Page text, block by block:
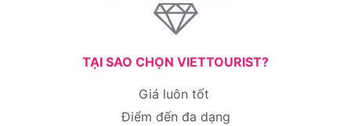
TẠI SAO CHỌN VIETTOURIST?
Giá luôn tốt
Điểm đến đa dạng